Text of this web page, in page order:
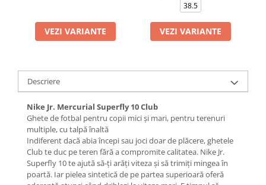
VEZI VARIANTE
38.5
VEZI VARIANTE
Descriere
Nike Jr. Mercurial Superfly 10 Club
Ghete de fotbal pentru copii mici și mari, pentru terenuri
multiple, cu talpă înaltă
Indiferent dacă abia începi sau joci doar de plăcere, ghetele
Club te duc pe teren fără a compromite calitatea. Nike Jr.
Superfly 10 te ajută să-ți arăți viteza și să trimiți mingea în
poartă. Iar pielea sintetică de pe partea superioară oferă